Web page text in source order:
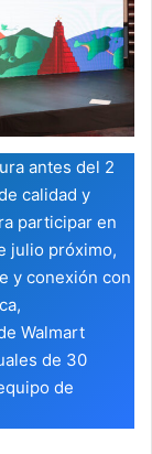
antes del 2
calidad y
participar en
julio próximo,
y conexión con
Walmart
de 30
de